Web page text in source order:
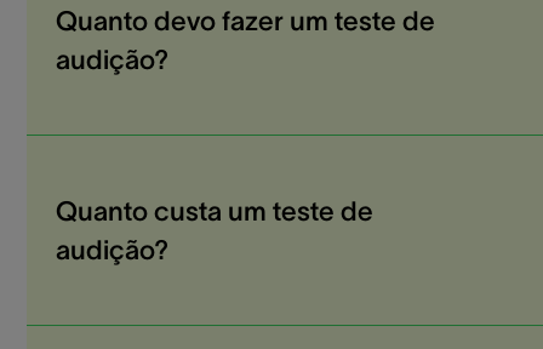
Quanto devo fazer um teste de
audição?
Quanto custa um teste de
audição?